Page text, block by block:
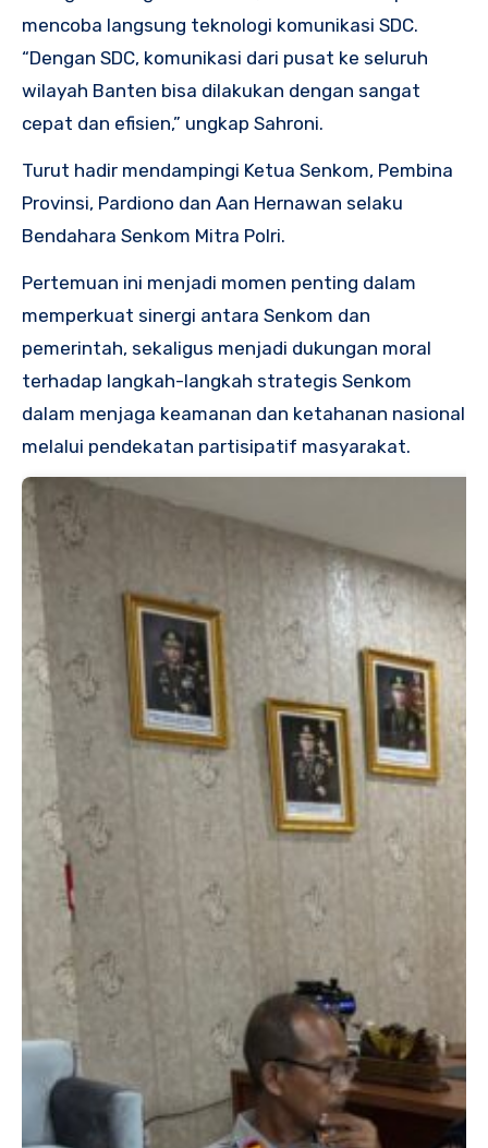
mencoba langsung teknologi komunikasi SDC.
“Dengan SDC, komunikasi dari pusat ke seluruh
wilayah Banten bisa dilakukan dengan sangat
cepat dan efisien,” ungkap Sahroni.
Turut hadir mendampingi Ketua Senkom, Pembina
Provinsi, Pardiono dan Aan Hernawan selaku
Bendahara Senkom Mitra Polri.
Pertemuan ini menjadi momen penting dalam
memperkuat sinergi antara Senkom dan
pemerintah, sekaligus menjadi dukungan moral
terhadap langkah-langkah strategis Senkom
dalam menjaga keamanan dan ketahanan nasional
melalui pendekatan partisipatif masyarakat.